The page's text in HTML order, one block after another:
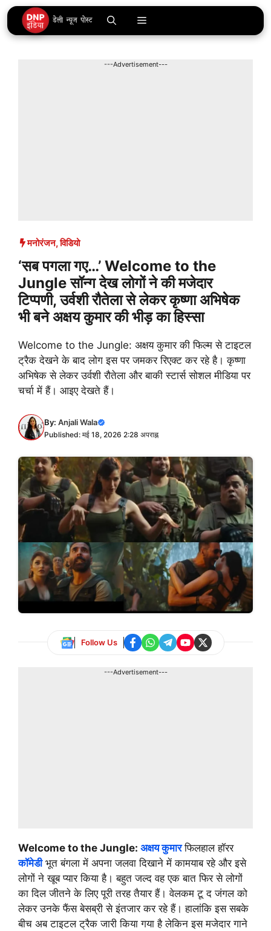
Skip
to
content
Menu
---Advertisement---
मनोरंजन,विडियो
‘सब पगला गए…’ Welcome to the
Jungle सॉन्ग देख लोगों ने की मजेदार
टिप्पणी, उर्वशी रौतेला से लेकर कृष्णा अभिषेक
भी बने अक्षय कुमार की भीड़ का हिस्सा
Welcome to the Jungle: अक्षय कुमार की फिल्म से टाइटल
ट्रैक देखने के बाद लोग इस पर जमकर रिएक्ट कर रहे है। कृष्णा
अभिषेक से लेकर उर्वशी रौतेला और बाकी स्टार्स सोशल मीडिया पर
चर्चा में हैं। आइए देखते हैं।
By: Anjali Wala
Published: मई 18, 2026 2:28 अपराह्न
Follow Us
---Advertisement---
Welcome to the Jungle: अक्षय कुमारफिलहाल हॉरर
कॉमेडी भूत बंगला में अपना जलवा दिखाने में कामयाब रहे और इसे
लोगों ने खूब प्यार किया है। बहुत जल्द वह एक बात फिर से लोगों
का दिल जीतने के लिए पूरी तरह तैयार हैं। वेलकम टू द जंगल को
लेकर उनके फैंस बेसब्री से इंतजार कर रहे हैं। हालांकि इस सबके
बीच अब टाइटल ट्रैक जारी किया गया है लेकिन इस मजेदार गाने